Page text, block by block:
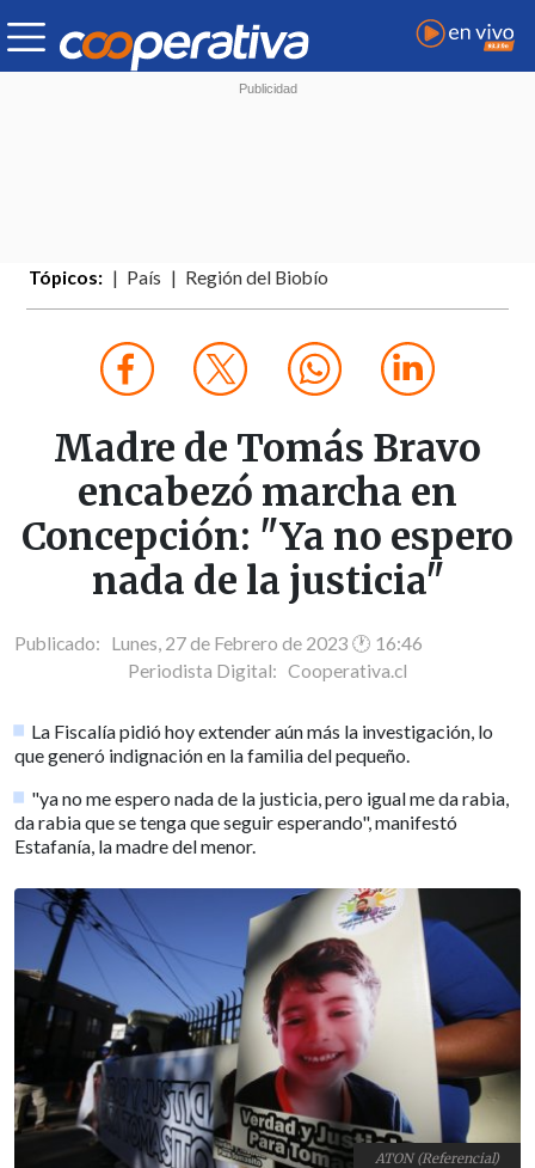
Tópicos: País Región del Biobío
Madre de Tomás Bravo
encabezó marcha en
Concepción: "Ya no espero
nada de la justicia"
Publicado: Lunes, 27 de Febrero de 2023 🕐 16:46
Periodista Digital: Cooperativa.cl
La Fiscalía pidió hoy extender aún más la investigación, lo
que generó indignación en la familia del pequeño.
"ya no me espero nada de la justicia, pero igual me da rabia,
da rabia que se tenga que seguir esperando", manifestó
Estafanía, la madre del menor.
ATON (Referencial)